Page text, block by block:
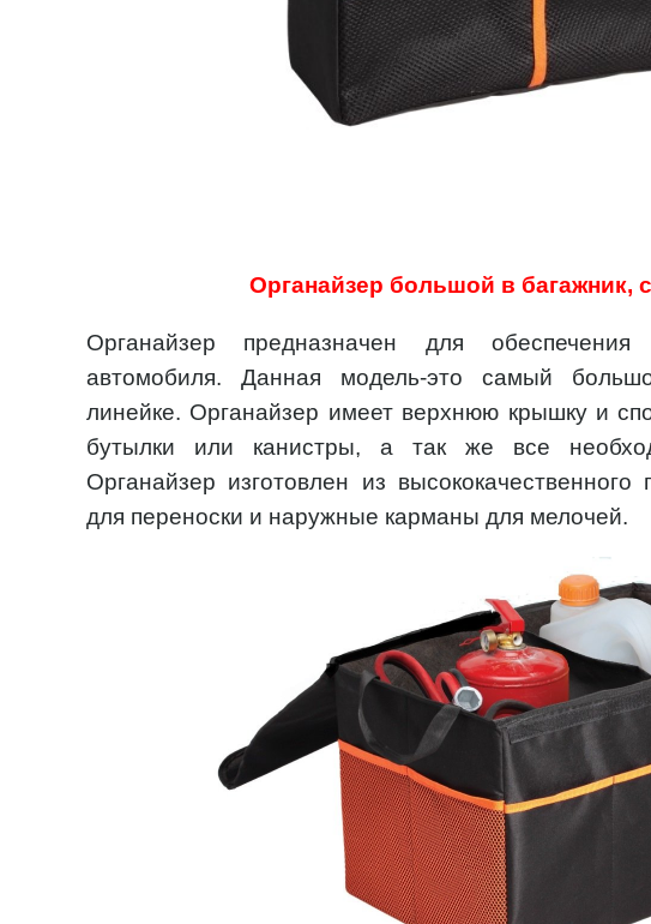
Органайзер большой в багажник,
Органайзер предназначен для
автомобиля. Данная модель-это самый
линейке. Органайзер имеет верхнюю крышку и
бутылки или канистры, а так же все
Органайзер изготовлен из высококачественного
для переноски и наружные карманы для мелочей.